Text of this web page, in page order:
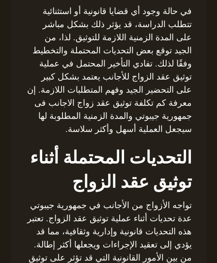
في حالة وجود أي قضايا قانونية أو استثنائية
تتطلب الدراسة، قد يؤثر ذلك بشكل مباشر
على المدة الزمنية اللازمة للتوثيق. لذا، من
الجيد توقع بعض التحديات المحتملة والتخطيط
وفقًا لذلك. تفادي التأخير المحتمل في عملية
توثيق عقد الزواج للأجانب يعتمد بشكل كبير
على التحضير الجيد وفهم المتطلبات اللازمة. إن
معرفة كم تكلفة توثيق عقد زواج الاجانب فى
جمهورية جيبوتي والمدة الزمنية المطلوبة لها
سيجعل العملية أسهل وأكثر سلاسة.
التحديات المحتملة أثناء
توثيق عقد الزواج
تواجه الأزواج من الأجانب في جمهورية جيبوتي
عدة تحديات أثناء عملية توثيق عقد الزواج. تعتبر
هذه التحديات قانونية وإدارية وثقافية، مما قد
يؤدي إلى تعقيد الإجراءات ويجعلها أكثر إطالة.
من بين الأمور القانونية التي قد تؤثر على توثيق